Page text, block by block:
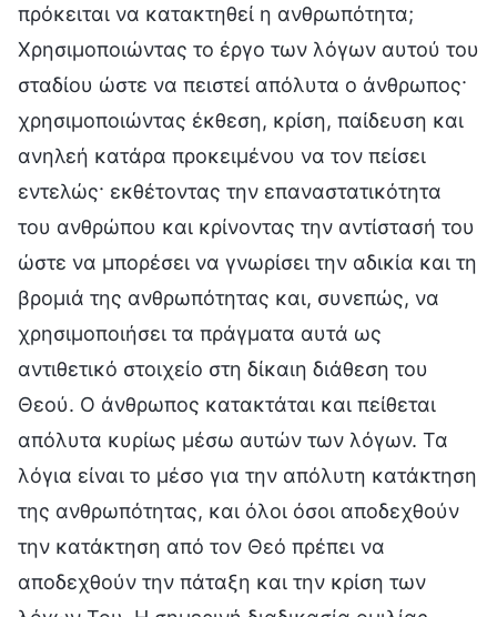
πρόκειται να κατακτηθεί η ανθρωπότητα;
Χρησιμοποιώντας το έργο των λόγων αυτού του
σταδίου ώστε να πειστεί απόλυτα ο άνθρωπος·
χρησιμοποιώντας έκθεση, κρίση, παίδευση και
ανηλεή κατάρα προκειμένου να τον πείσει
εντελώς· εκθέτοντας την επαναστατικότητα
του ανθρώπου και κρίνοντας την αντίστασή του
ώστε να μπορέσει να γνωρίσει την αδικία και τη
βρομιά της ανθρωπότητας και, συνεπώς, να
χρησιμοποιήσει τα πράγματα αυτά ως
αντιθετικό στοιχείο στη δίκαιη διάθεση του
Θεού. Ο άνθρωπος κατακτάται και πείθεται
απόλυτα κυρίως μέσω αυτών των λόγων. Τα
λόγια είναι το μέσο για την απόλυτη κατάκτηση
της ανθρωπότητας, και όλοι όσοι αποδεχθούν
την κατάκτηση από τον Θεό πρέπει να
αποδεχθούν την πάταξη και την κρίση των